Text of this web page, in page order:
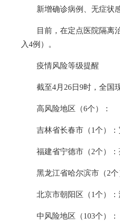
新增确诊病例、无症状
目前，在定点医院隔离
入4例）。
疫情风险等级提醒
截至4月26日9时，全国
高风险地区（6个）：
吉林省长春市（1个）
福建省宁德市（2个）
黑龙江省哈尔滨市（2
北京市朝阳区（1个）：
中风险地区（103个）：